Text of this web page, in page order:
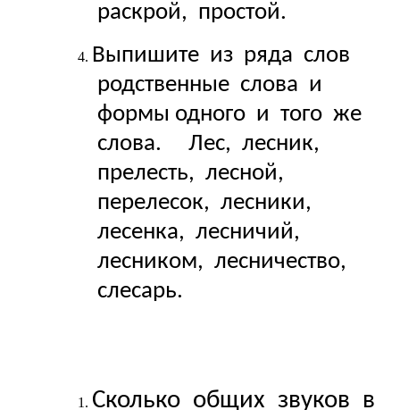
раскрой, простой.
Выпишите из ряда слов
родственные слова и
формы одного и того же
слова. Лес, лесник,
прелесть, лесной,
перелесок, лесники,
лесенка, лесничий,
лесником, лесничество,
слесарь.
Сколько общих звуков в